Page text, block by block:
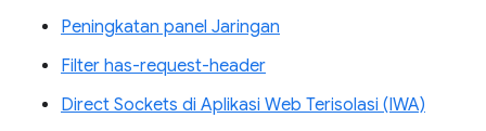
Peningkatan panel Jaringan
Filter has-request-header
Direct Sockets di Aplikasi Web Terisolasi (IWA)